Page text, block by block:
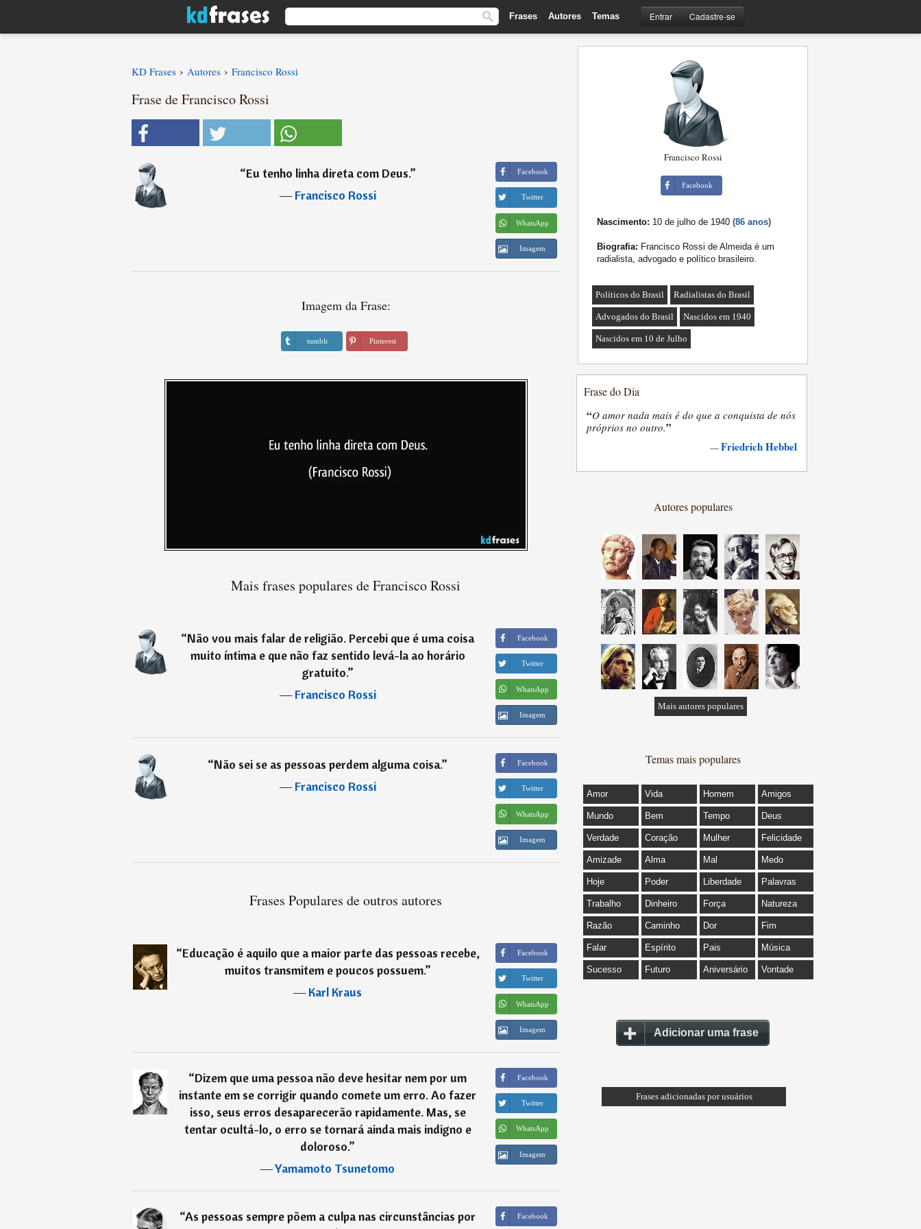
Frases Autores Temas Entrar Cadastre-se
KD Frases › Autores › Francisco Rossi
Frase de Francisco Rossi
“Eu tenho linha direta com Deus.”
―Francisco Rossi
Facebook
Twitter
WhatsApp
Imagem
Imagem da Frase:
tumblr Pinterest
Mais frases populares de Francisco Rossi
“Não vou mais falar de religião. Percebi que é uma coisa
muito íntima e que não faz sentido levá-la ao horário
gratuito.”
―Francisco Rossi
Facebook
Twitter
WhatsApp
Imagem
“Não sei se as pessoas perdem alguma coisa.”
―Francisco Rossi
Facebook
Twitter
WhatsApp
Imagem
Frases Populares de outros autores
“Educação é aquilo que a maior parte das pessoas recebe,
muitos transmitem e poucos possuem.”
―Karl Kraus
Facebook
Twitter
WhatsApp
Imagem
“Dizem que uma pessoa não deve hesitar nem por um
instante em se corrigir quando comete um erro. Ao fazer
isso, seus erros desaparecerão rapidamente. Mas, se
tentar ocultá-lo, o erro se tornará ainda mais indigno e
doloroso.”
―Yamamoto Tsunetomo
Facebook
Twitter
WhatsApp
Imagem
“As pessoas sempre põem a culpa nas circunstâncias por
Facebook
Francisco Rossi
Facebook
Nascimento: 10 de julho de 1940 (86 anos)
Biografia: Francisco Rossi de Almeida é um
radialista, advogado e político brasileiro.
Políticos do Brasil Radialistas do Brasil
Advogados do Brasil Nascidos em 1940
Nascidos em 10 de Julho
Frase do Dia
“O amor nada mais é do que a conquista de nós
próprios no outro.”
—Friedrich Hebbel
Autores populares
Mais autores populares
Temas mais populares
Amor Vida Homem Amigos
Mundo Bem Tempo Deus
Verdade Coração Mulher Felicidade
Amizade Alma Mal Medo
Hoje Poder Liberdade Palavras
Trabalho Dinheiro Força Natureza
Razão Caminho Dor Fim
Falar Espírito Pais Música
Sucesso Futuro Aniversário Vontade
Adicionar uma frase
Frases adicionadas por usuários